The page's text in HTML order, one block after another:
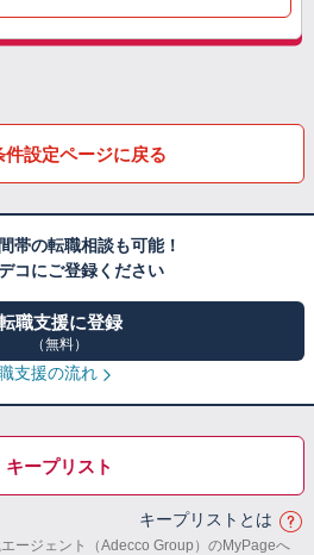
件設定ページに戻る
帯の転職相談も可能！
コにご登録ください
職支援に登録
（無料）
支援の流れ
キープリスト
キープリストとは
ージェント（Adecco Group）のMyPageへ